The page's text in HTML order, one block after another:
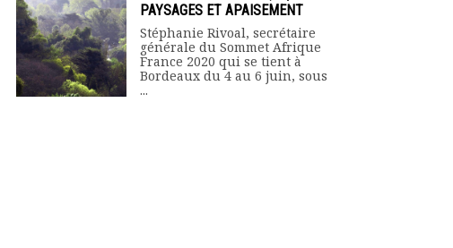
PAYSAGES ET APAISEMENT
Stéphanie Rivoal, secrétaire
générale du Sommet Afrique
France 2020 qui se tient à
Bordeaux du 4 au 6 juin, sous
...